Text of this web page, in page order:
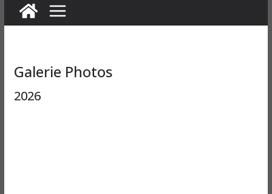
Galerie Photos
2026